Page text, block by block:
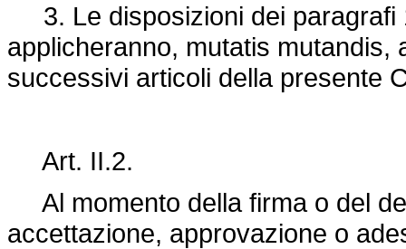
3. Le disposizioni dei paragrafi
applicheranno, mutatis mutandis,
successivi articoli della presente
Art. II.2.
Al momento della firma o del
accettazione, approvazione o